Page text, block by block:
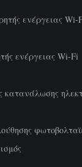
ενέργειας Wi-
ενέργειας Wi-Fi
κατανάλωσης